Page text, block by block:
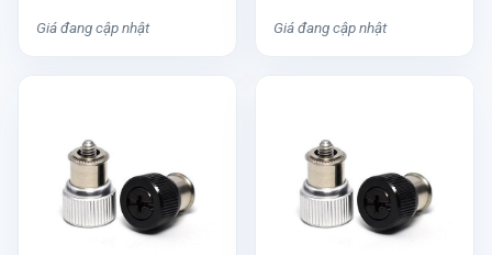
Giá đang cập nhật Giá đang cập nhật